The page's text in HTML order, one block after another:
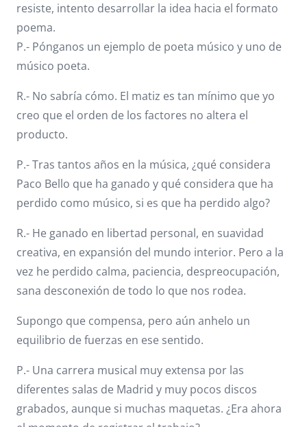
resiste, intento desarrollar la idea hacia el formato
poema.
P.- Pónganos un ejemplo de poeta músico y uno de
músico poeta.
R.- No sabría cómo. El matiz es tan mínimo que yo
creo que el orden de los factores no altera el
producto.
P.- Tras tantos años en la música, ¿qué considera
Paco Bello que ha ganado y qué considera que ha
perdido como músico, si es que ha perdido algo?
R.- He ganado en libertad personal, en suavidad
creativa, en expansión del mundo interior. Pero a la
vez he perdido calma, paciencia, despreocupación,
sana desconexión de todo lo que nos rodea.
Supongo que compensa, pero aún anhelo un
equilibrio de fuerzas en ese sentido.
P.- Una carrera musical muy extensa por las
diferentes salas de Madrid y muy pocos discos
grabados, aunque si muchas maquetas. ¿Era ahora